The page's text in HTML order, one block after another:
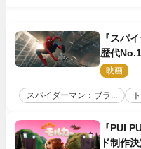
『スパ
歴代
30億円突
映画
スパイダーマン：ブラ...
『PUI
ド制作